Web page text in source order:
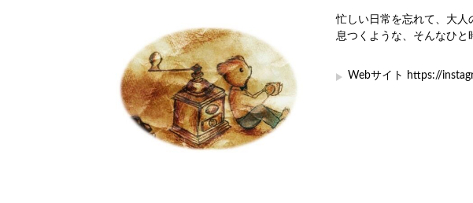
忙しい日常を忘れて、大人
息つくような、そんなひと
Webサイト https://